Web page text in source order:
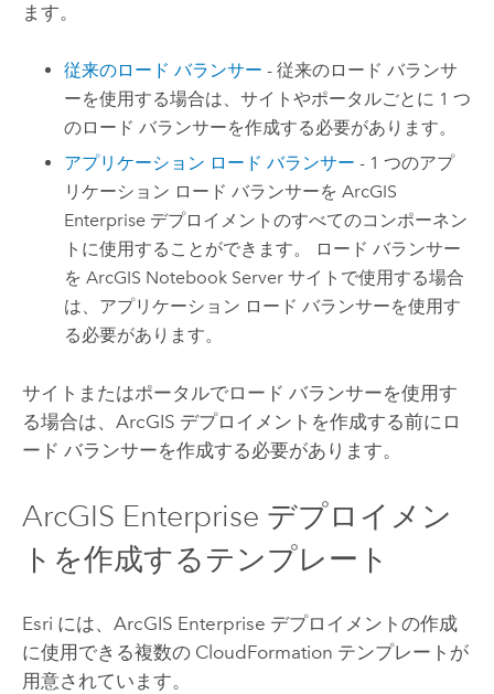
ます。
従来のロード バランサー - 従来のロード バランサ
ーを使用する場合は、サイトやポータルごとに 1 つ
のロード バランサーを作成する必要があります。
アプリケーション ロード バランサー - 1 つのアプ
リケーション ロード バランサーをArcGIS
Enterprise デプロイメントのすべてのコンポーネン
トに使用することができます。 ロード バランサー
をArcGIS Notebook Server サイトで使用する場合
は、アプリケーション ロード バランサーを使用す
る必要があります。
サイトまたはポータルでロード バランサーを使用す
る場合は、ArcGIS デプロイメントを作成する前にロ
ード バランサーを作成する必要があります。
ArcGIS Enterprise デプロイメン
トを作成するテンプレート
Esri には、 ArcGIS Enterprise デプロイメントの作成
に使用できる複数の CloudFormation テンプレートが
用意されています。